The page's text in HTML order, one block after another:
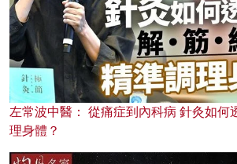
左常波中醫： 從痛症到內科病 針灸如何
理身體？